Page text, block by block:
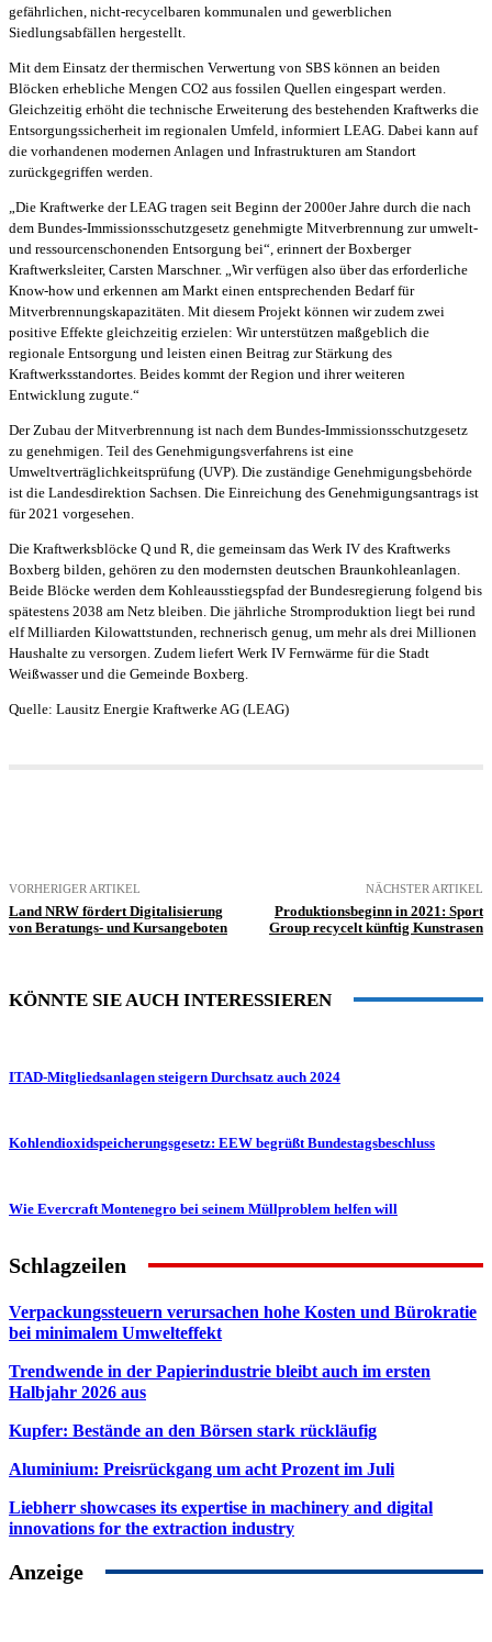
gefährlichen, nicht-recycelbaren kommunalen und gewerblichen
Siedlungsabfällen hergestellt.
Mit dem Einsatz der thermischen Verwertung von SBS können an beiden
Blöcken erhebliche Mengen CO2 aus fossilen Quellen eingespart werden.
Gleichzeitig erhöht die technische Erweiterung des bestehenden Kraftwerks die
Entsorgungssicherheit im regionalen Umfeld, informiert LEAG. Dabei kann auf
die vorhandenen modernen Anlagen und Infrastrukturen am Standort
zurückgegriffen werden.
„Die Kraftwerke der LEAG tragen seit Beginn der 2000er Jahre durch die nach
dem Bundes-Immissionsschutzgesetz genehmigte Mitverbrennung zur umwelt-
und ressourcenschonenden Entsorgung bei“, erinnert der Boxberger
Kraftwerksleiter, Carsten Marschner. „Wir verfügen also über das erforderliche
Know-how und erkennen am Markt einen entsprechenden Bedarf für
Mitverbrennungskapazitäten. Mit diesem Projekt können wir zudem zwei
positive Effekte gleichzeitig erzielen: Wir unterstützen maßgeblich die
regionale Entsorgung und leisten einen Beitrag zur Stärkung des
Kraftwerksstandortes. Beides kommt der Region und ihrer weiteren
Entwicklung zugute.“
Der Zubau der Mitverbrennung ist nach dem Bundes-Immissionsschutzgesetz
zu genehmigen. Teil des Genehmigungsverfahrens ist eine
Umweltverträglichkeitsprüfung (UVP). Die zuständige Genehmigungsbehörde
ist die Landesdirektion Sachsen. Die Einreichung des Genehmigungsantrags ist
für 2021 vorgesehen.
Die Kraftwerksblöcke Q und R, die gemeinsam das Werk IV des Kraftwerks
Boxberg bilden, gehören zu den modernsten deutschen Braunkohleanlagen.
Beide Blöcke werden dem Kohleausstiegspfad der Bundesregierung folgend bis
spätestens 2038 am Netz bleiben. Die jährliche Stromproduktion liegt bei rund
elf Milliarden Kilowattstunden, rechnerisch genug, um mehr als drei Millionen
Haushalte zu versorgen. Zudem liefert Werk IV Fernwärme für die Stadt
Weißwasser und die Gemeinde Boxberg.
Quelle: Lausitz Energie Kraftwerke AG (LEAG)
VORHERIGER ARTIKEL
Land NRW fördert Digitalisierung
von Beratungs- und Kursangeboten
NÄCHSTER ARTIKEL
Produktionsbeginn in 2021: Sport
Group recycelt künftig Kunstrasen
KÖNNTE SIE AUCH INTERESSIEREN
ITAD-Mitgliedsanlagen steigern Durchsatz auch 2024
Kohlendioxidspeicherungsgesetz: EEW begrüßt Bundestagsbeschluss
Wie Evercraft Montenegro bei seinem Müllproblem helfen will
Schlagzeilen
Verpackungssteuern verursachen hohe Kosten und Bürokratie
bei minimalem Umwelteffekt
Trendwende in der Papierindustrie bleibt auch im ersten
Halbjahr 2026 aus
Kupfer: Bestände an den Börsen stark rückläufig
Aluminium: Preisrückgang um acht Prozent im Juli
Liebherr showcases its expertise in machinery and digital
innovations for the extraction industry
Anzeige